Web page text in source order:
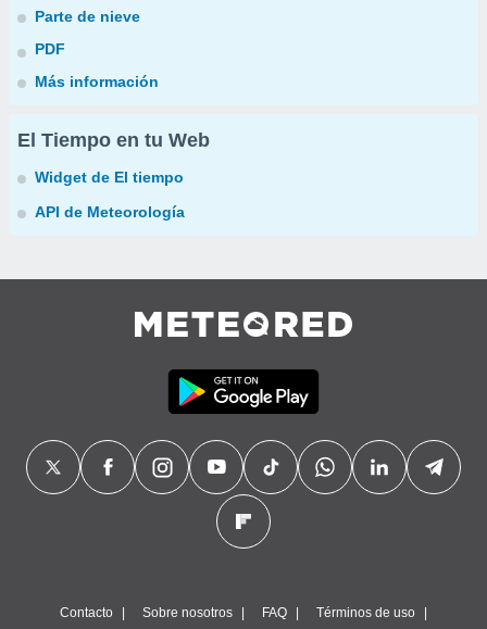
Parte de nieve
PDF
Más información
El Tiempo en tu Web
Widget de El tiempo
API de Meteorología
Contacto Sobre nosotros FAQ Términos de uso